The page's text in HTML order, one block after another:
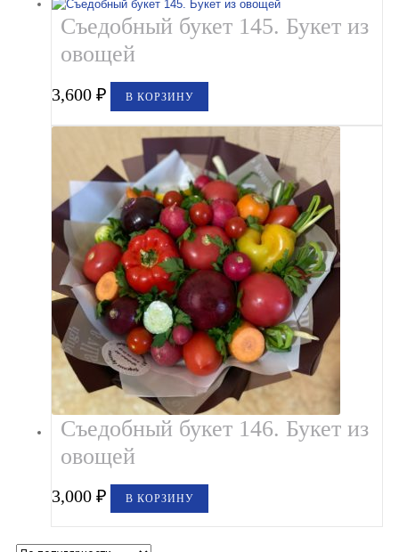
Съедобный букет 145. Букет из
овощей
3,600₽ В КОРЗИНУ
Съедобный букет 146. Букет из
овощей
3,000₽ В КОРЗИНУ